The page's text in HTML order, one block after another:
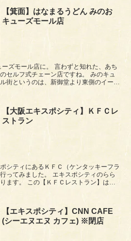
【箕面】はなまるうどん みのお
キューズモール店
ズモール店に。 言わずと知れた、あち
セルフ式チェーン店ですね。 みのキュ
街というのは、新御堂より東側のイース
【大阪エキスポシティ】ＫＦＣレ
ストラン
シティにあるＫＦＣ（ケンタッキーフラ
ってみました。 エキスポシティのらら
ます。 この【ＫＦＣレストラン】は、
【エキスポシティ】CNN CAFE
(シーエヌエヌ カフェ) ※閉店